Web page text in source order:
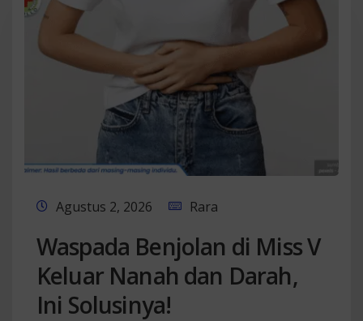
Agustus 2, 2026 Rara
Waspada Benjolan di Miss V
Keluar Nanah dan Darah,
Ini Solusinya!